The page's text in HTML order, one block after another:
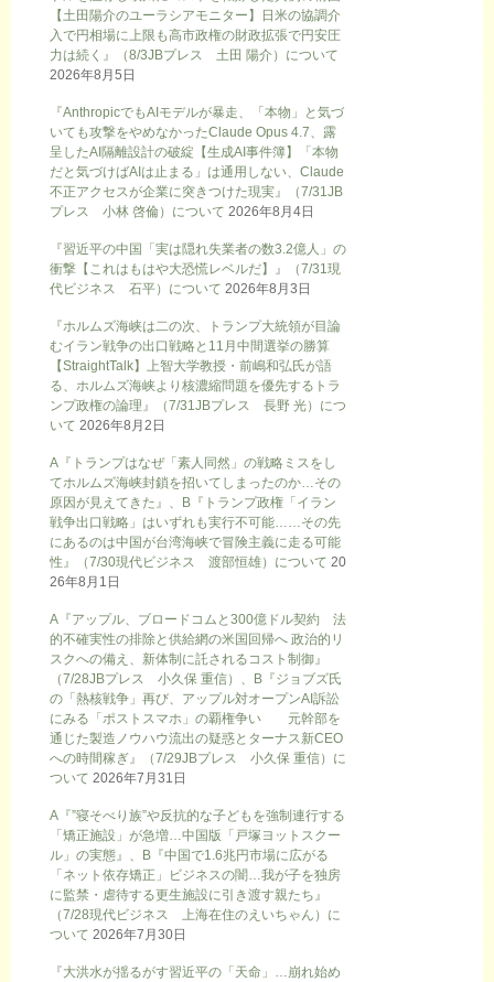
【土田陽介のユーラシアモニター】日米の協調介
入で円相場に上限も高市政権の財政拡張で円安圧
力は続く』（8/3JBプレス 土田 陽介）について
2026年8月5日
『AnthropicでもAIモデルが暴走、「本物」と気づ
いても攻撃をやめなかったClaude Opus 4.7、露
呈したAI隔離設計の破綻【生成AI事件簿】「本物
だと気づけばAIは止まる」は通用しない、Claude
不正アクセスが企業に突きつけた現実』（7/31JB
プレス 小林 啓倫）について 2026年8月4日
『習近平の中国「実は隠れ失業者の数3.2億人」の
衝撃【これはもはや大恐慌レベルだ】』（7/31現
代ビジネス 石平）について 2026年8月3日
『ホルムズ海峡は二の次、トランプ大統領が目論
むイラン戦争の出口戦略と11月中間選挙の勝算
【StraightTalk】上智大学教授・前嶋和弘氏が語
る、ホルムズ海峡より核濃縮問題を優先するトラ
ンプ政権の論理』（7/31JBプレス 長野 光）につ
いて 2026年8月2日
A『トランプはなぜ「素人同然」の戦略ミスをし
てホルムズ海峡封鎖を招いてしまったのか…その
原因が見えてきた』、B『トランプ政権「イラン
戦争出口戦略」はいずれも実行不可能……その先
にあるのは中国が台湾海峡で冒険主義に走る可能
性』（7/30現代ビジネス 渡部恒雄）について 20
26年8月1日
A『アップル、ブロードコムと300億ドル契約 法
的不確実性の排除と供給網の米国回帰へ 政治的リ
スクへの備え、新体制に託されるコスト制御』
（7/28JBプレス 小久保 重信）、B『ジョブズ氏
の「熱核戦争」再び、アップル対オープンAI訴訟
にみる「ポストスマホ」の覇権争い 元幹部を
通じた製造ノウハウ流出の疑惑とターナス新CEO
への時間稼ぎ』（7/29JBプレス 小久保 重信）に
ついて 2026年7月31日
A『”寝そべり族”や反抗的な子どもを強制連行する
「矯正施設」が急増…中国版「戸塚ヨットスクー
ル」の実態』、B『中国で1.6兆円市場に広がる
「ネット依存矯正」ビジネスの闇…我が子を独房
に監禁・虐待する更生施設に引き渡す親たち』
（7/28現代ビジネス 上海在住のえいちゃん）に
ついて 2026年7月30日
『大洪水が揺るがす習近平の「天命」…崩れ始め